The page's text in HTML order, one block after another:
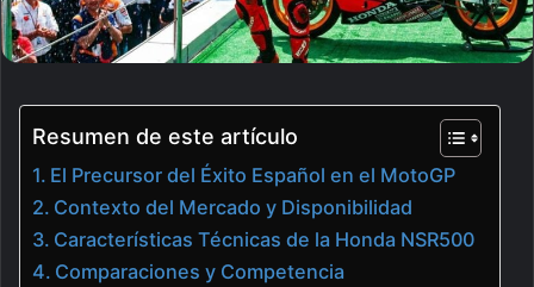
Resumen de este artículo
El Precursor del Éxito Español en el MotoGP
Contexto del Mercado y Disponibilidad
Características Técnicas de la Honda NSR500
Comparaciones y Competencia